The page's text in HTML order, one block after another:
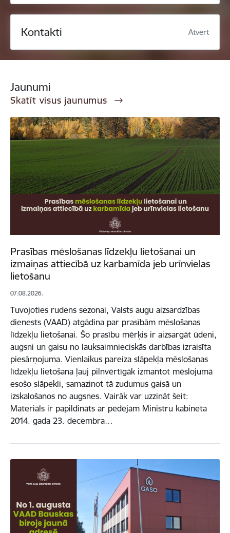
Kontakti Atvērt
Jaunumi
Skatīt visus jaunumus
Prasības mēslošanas līdzekļu lietošanai un
izmaiņas attiecībā uz karbamīda jeb urīnvielas
lietošanu
07.08.2026.
Tuvojoties rudens sezonai, Valsts augu aizsardzības
dienests (VAAD) atgādina par prasībām mēslošanas
līdzekļu lietošanai. Šo prasību mērķis ir aizsargāt ūdeni,
augsni un gaisu no lauksaimnieciskās darbības izraisīta
piesārņojuma. Vienlaikus pareiza slāpekļa mēslošanas
līdzekļu lietošana ļauj pilnvērtīgāk izmantot mēslojumā
esošo slāpekli, samazinot tā zudumus gaisā un
izskalošanos no augsnes. Vairāk var uzzināt šeit:
Materiāls ir papildināts ar pēdējām Ministru kabineta
2014. gada 23. decembra…